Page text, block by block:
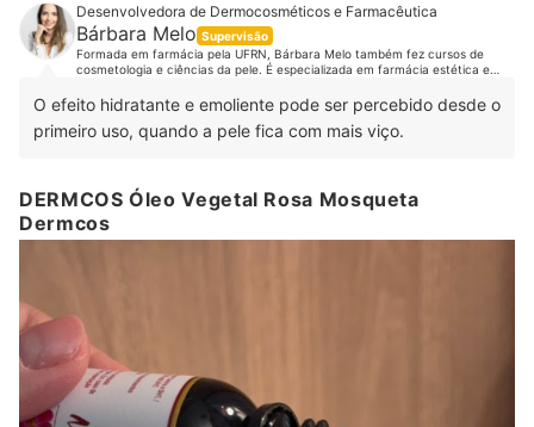
Desenvolvedora de Dermocosméticos e Farmacêutica
Bárbara Melo Supervisão
Formada em farmácia pela UFRN, Bárbara Melo também fez cursos de
cosmetologia e ciências da pele. É especializada em farmácia estética e
responsável pela pesquisa e desenvolvimento de dermocosméticos da
Companhia da Fórmula e realiza palestras e consultoria de cosmetologia e
prescrição para profissionais que atuam na área estética. Conheça mais
O efeito hidratante e emoliente pode ser percebido desde o
primeiro uso, quando a pele fica com mais viço.
DERMCOS Óleo Vegetal Rosa Mosqueta
Dermcos